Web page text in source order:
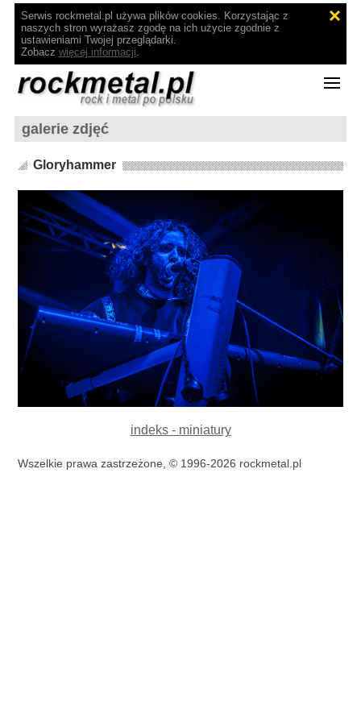
Serwis rockmetal.pl używa plików cookies. Korzystając z
naszych stron wyrażasz zgodę na ich użycie zgodnie z
ustawieniami Twojej przeglądarki.
Zobacz więcej informacji.
galerie zdjęć
Gloryhammer
indeks - miniatury
Wszelkie prawa zastrzeżone, © 1996-2026 rockmetal.pl